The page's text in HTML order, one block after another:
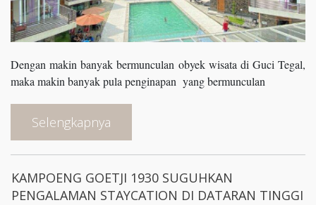
Dengan makin banyak bermunculan obyek wisata di Guci Tegal,
maka makin banyak pula penginapan yang bermunculan
Selengkapnya
KAMPOENG GOETJI 1930 SUGUHKAN
PENGALAMAN STAYCATION DI DATARAN TINGGI